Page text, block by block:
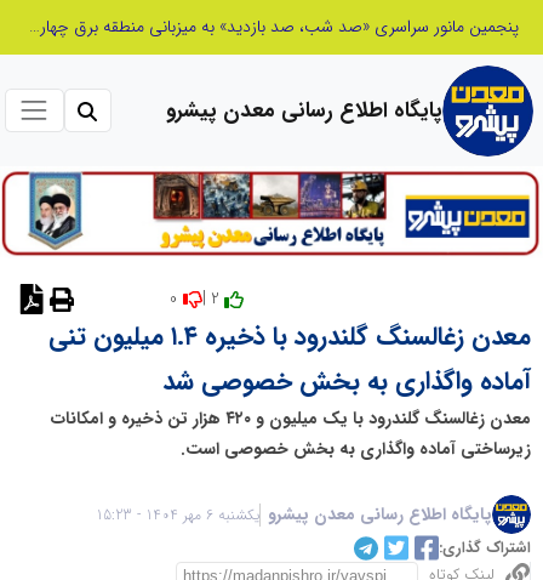
شانزدهمین مانور سراسری طرح مهتاب در استان تهران به میزبانی منطقه برق لواسان
پایگاه اطلاع رسانی معدن پیشرو
معدن زغالسنگ گلندرود با ذخیره ۱.۴ میلیون تنی
آماده واگذاری به بخش خصوصی شد
معدن زغالسنگ گلندرود با یک میلیون و ۴۲۰ هزار تن ذخیره و امکانات
زیرساختی آماده واگذاری به بخش خصوصی است.
پایگاه اطلاع رسانی معدن پیشرو یکشنبه 6 مهر 1404 - 15:23
اشتراک گذاری: